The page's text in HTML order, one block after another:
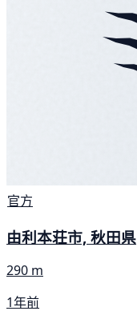
官方
由利本荘市, 秋田県
290 m
1年前